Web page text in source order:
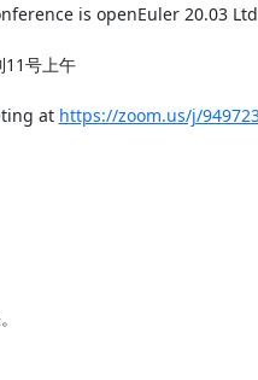
is openEuler 20.03 Ltd
号上午
at https://zoom.us/j/